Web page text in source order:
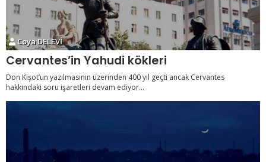
Coya DELEVİ
Cervantes’in Yahudi kökleri
Don Kişot’un yazılmasının üzerinden 400 yıl geçti ancak Cervantes
hakkındaki soru işaretleri devam ediyor...